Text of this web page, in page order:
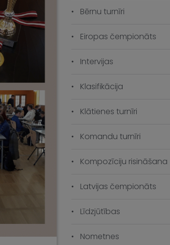
Bērnu turnīri
Eiropas čempionāts
Intervijas
Klasifikācija
Klātienes turnīri
Komandu turnīri
Kompozīciju risināšana
Latvijas čempionāts
Līdzjūtības
Nometnes